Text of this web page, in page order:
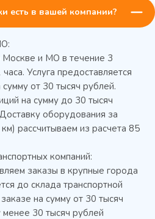
КР-5/5
есть в вашей компании?
Москве и МО в течение 3
Услуга предоставляется
от 30 тысяч рублей.
на сумму до 30 тысяч
оборудования за
рассчитываем из расчета 85
компаний:
заказы в крупные города
до склада транспортной
на сумму от 30 тысяч
30 тысяч рублей